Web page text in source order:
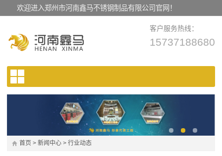
欢迎进入郑州市河南鑫马不锈钢制品有限公司官网！
客户服务热线：
15737188680
首页 > 新闻中心 > 行业动态